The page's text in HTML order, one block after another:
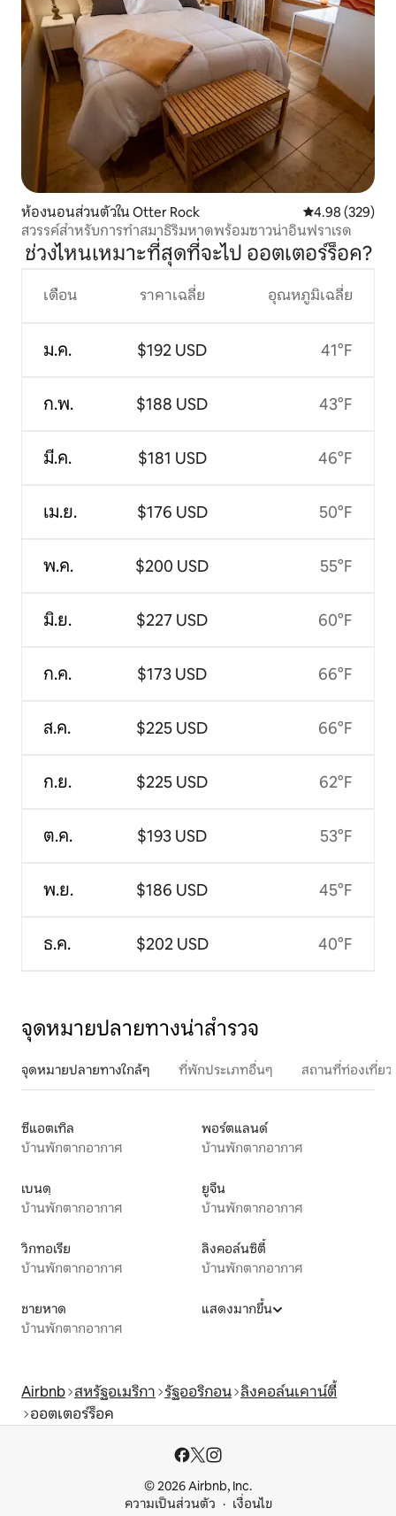
ห้องนอนส่วนตัวใน Otter Rock คะแนนเฉลี่ย
4.98 (329)
สวรรค์สำหรับการทำสมาธิริมหาดพร้อมซาวน่าอินฟราเรด
ช่วงไหนเหมาะที่สุดที่จะไป ออตเตอร์ร็อค?
เดือน
ม.ค.
ก.พ.
มี.ค.
เม.ย.
พ.ค.
มิ.ย.
ก.ค.
ส.ค.
ก.ย.
ต.ค.
พ.ย.
ธ.ค.
ราคาเฉลี่ย
$192 USD
$188 USD
$181 USD
$176 USD
$200 USD
$227 USD
$173 USD
$225 USD
$225 USD
$193 USD
$186 USD
$202 USD
อุณหภูมิเฉลี่ย
41°F
43°F
46°F
50°F
55°F
60°F
66°F
66°F
62°F
53°F
45°F
40°F
จุดหมายปลายทางน่าสำรวจ
จุดหมายปลายทางใกล้ๆ ที่พักประเภทอื่นๆ สถานที่ท่องเที่ย
ซีแอตเทิล
บ้านพักตากอากาศ
พอร์ตแลนด์
บ้านพักตากอากาศ
เบนดฺ
บ้านพักตากอากาศ
ยูจีน
บ้านพักตากอากาศ
วิกทอเรีย
บ้านพักตากอากาศ
ลิงคอล์นซิตี้
บ้านพักตากอากาศ
ชายหาด
บ้านพักตากอากาศ
แสดงมากขึ้น
Airbnb สหรัฐอเมริกา รัฐออริกอน ลิงคอล์นเคาน์ตี้
ออตเตอร์ร็อค
© 2026 Airbnb, Inc.
ความเป็นส่วนตัว
เงื่อนไข